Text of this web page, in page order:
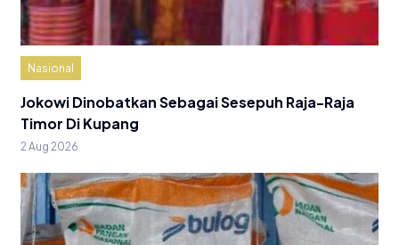
Nasional
Jokowi Dinobatkan Sebagai Sesepuh Raja-Raja
Timor Di Kupang
2 Aug 2026